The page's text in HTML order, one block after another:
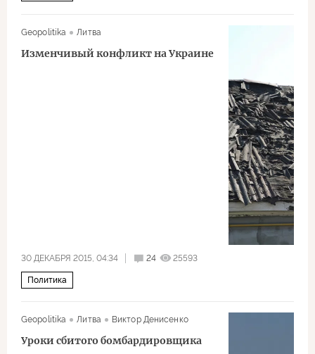
Geopolitika Литва
Изменчивый конфликт на Украине
30 ДЕКАБРЯ 2015, 04:34 24 25593
Политика
Geopolitika Литва Виктор Денисенко
Уроки сбитого бомбардировщика